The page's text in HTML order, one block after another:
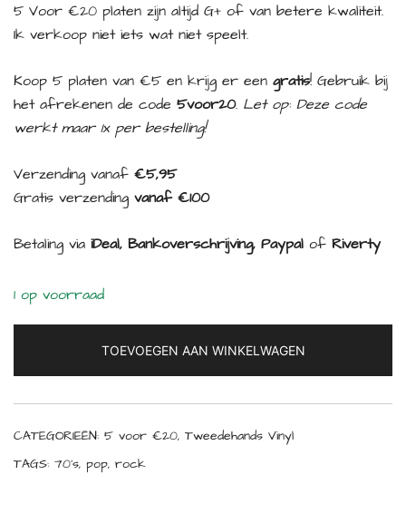
5 Voor €20 platen zijn altijd G+ of van betere kwaliteit.
Ik verkoop niet iets wat niet speelt.
Koop 5 platen van €5 en krijg er een gratis! Gebruik bij
het afrekenen de code 5voor20. Let op: Deze code
werkt maar 1x per bestelling!
Verzending vanaf €5,95
Gratis verzending vanaf €100
Betaling via iDeal, Bankoverschrijving, Paypal of Riverty
1 op voorraad
TOEVOEGEN AAN WINKELWAGEN
CATEGORIEËN: 5 voor €20, Tweedehands Vinyl
TAGS: 70's, pop, rock